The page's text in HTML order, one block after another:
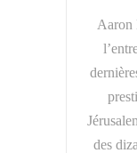
Aaron
des